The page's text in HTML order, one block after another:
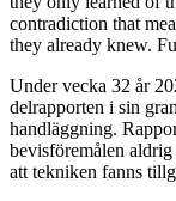
contradiction that
they already knew.
Under vecka 32 år
delrapporten i sin
handläggning.
bevisföremålen
att tekniken fanns